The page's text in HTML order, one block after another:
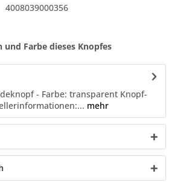
4008039000356
Farbe dieses Knopfes
- Farbe: transparent Knopf-
mehr